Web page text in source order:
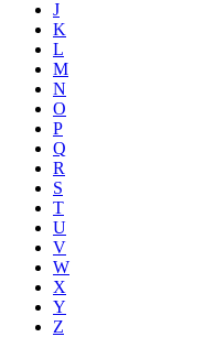
J
K
L
M
N
O
P
Q
R
S
T
U
V
W
X
Y
Z